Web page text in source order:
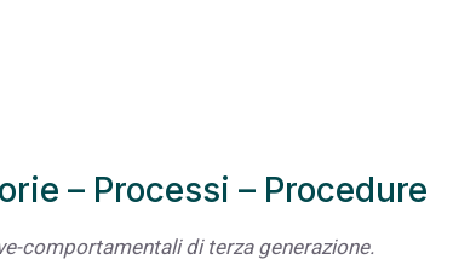
– Processi – Procedure
comportamentali di terza generazione.